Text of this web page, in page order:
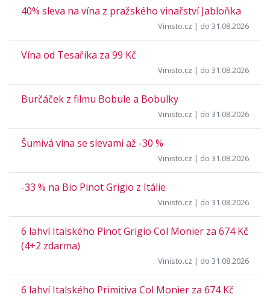
40% sleva na vína z pražského vinařství Jabloňka
Vinisto.cz | do 31.08.2026
Vína od Tesaříka za 99 Kč
Vinisto.cz | do 31.08.2026
Burčáček z filmu Bobule a Bobulky
Vinisto.cz | do 31.08.2026
Šumivá vína se slevami až -30 %
Vinisto.cz | do 31.08.2026
-33 % na Bio Pinot Grigio z Itálie
Vinisto.cz | do 31.08.2026
6 lahví Italského Pinot Grigio Col Monier za 674 Kč
(4+2 zdarma)
Vinisto.cz | do 31.08.2026
6 lahví Italského Primitiva Col Monier za 674 Kč